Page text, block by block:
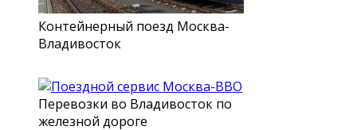
Контейнерный поезд Москва-
Владивосток
Перевозки во Владивосток по
железной дороге